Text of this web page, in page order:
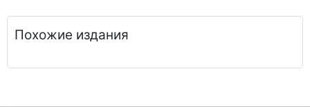
Похожие издания